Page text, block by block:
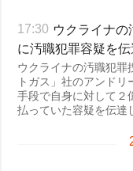
17:30 ウクライナ
に汚職犯罪容疑を伝
ウクライナの汚職犯罪
トガス」社のアンド
手段で自身に対して２
払っていた容疑を伝達